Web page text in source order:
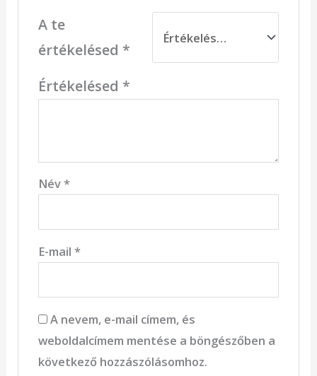
A te
értékelésed *
Értékelésed *
Név*
E-mail *
A nevem, e-mail címem, és
weboldalcímem mentése a böngészőben a
következő hozzászólásomhoz.